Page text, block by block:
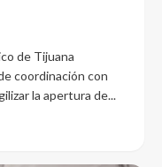
de Tijuana
coordinación con
la apertura de...